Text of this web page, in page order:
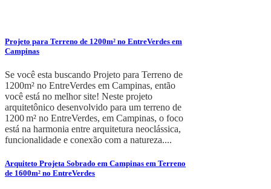
Projeto para Terreno de 1200m² no EntreVerdes em
Campinas
Se você esta buscando Projeto para Terreno de
1200m² no EntreVerdes em Campinas, então
você está no melhor site! Neste projeto
arquitetônico desenvolvido para um terreno de
1200 m² no EntreVerdes, em Campinas, o foco
está na harmonia entre arquitetura neoclássica,
funcionalidade e conexão com a natureza....
Arquiteto Projeta Sobrado em Campinas em Terreno
de 1600m² no EntreVerdes